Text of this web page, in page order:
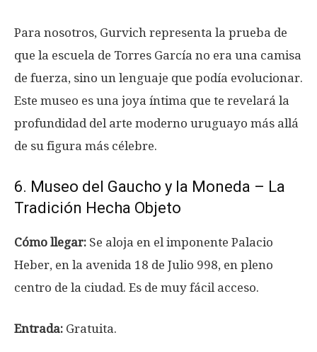
Para nosotros, Gurvich representa la prueba de
que la escuela de Torres García no era una camisa
de fuerza, sino un lenguaje que podía evolucionar.
Este museo es una joya íntima que te revelará la
profundidad del arte moderno uruguayo más allá
de su figura más célebre.
6. Museo del Gaucho y la Moneda – La
Tradición Hecha Objeto
Cómo llegar: Se aloja en el imponente Palacio
Heber, en la avenida 18 de Julio 998, en pleno
centro de la ciudad. Es de muy fácil acceso.
Entrada: Gratuita.